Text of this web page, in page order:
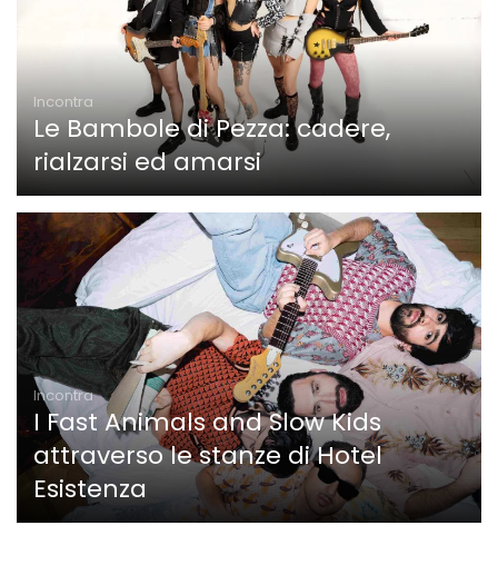
Incontra
Le Bambole di Pezza: cadere,
rialzarsi ed amarsi
Incontra
I Fast Animals and Slow Kids
attraverso le stanze di Hotel
Esistenza